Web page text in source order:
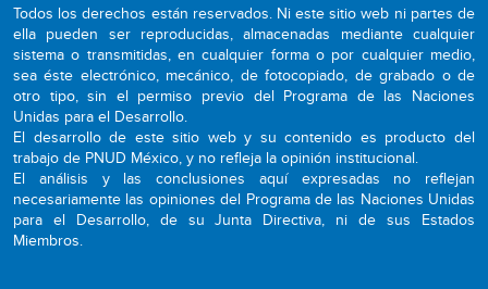
Todos los derechos están reservados. Ni este sitio web ni partes de
ella pueden ser reproducidas, almacenadas mediante cualquier
sistema o transmitidas, en cualquier forma o por cualquier medio,
sea éste electrónico, mecánico, de fotocopiado, de grabado o de
otro tipo, sin el permiso previo del Programa de las Naciones
Unidas para el Desarrollo.
El desarrollo de este sitio web y su contenido es producto del
trabajo de PNUD México, y no refleja la opinión institucional.
El análisis y las conclusiones aquí expresadas no reflejan
necesariamente las opiniones del Programa de las Naciones Unidas
para el Desarrollo, de su Junta Directiva, ni de sus Estados
Miembros.